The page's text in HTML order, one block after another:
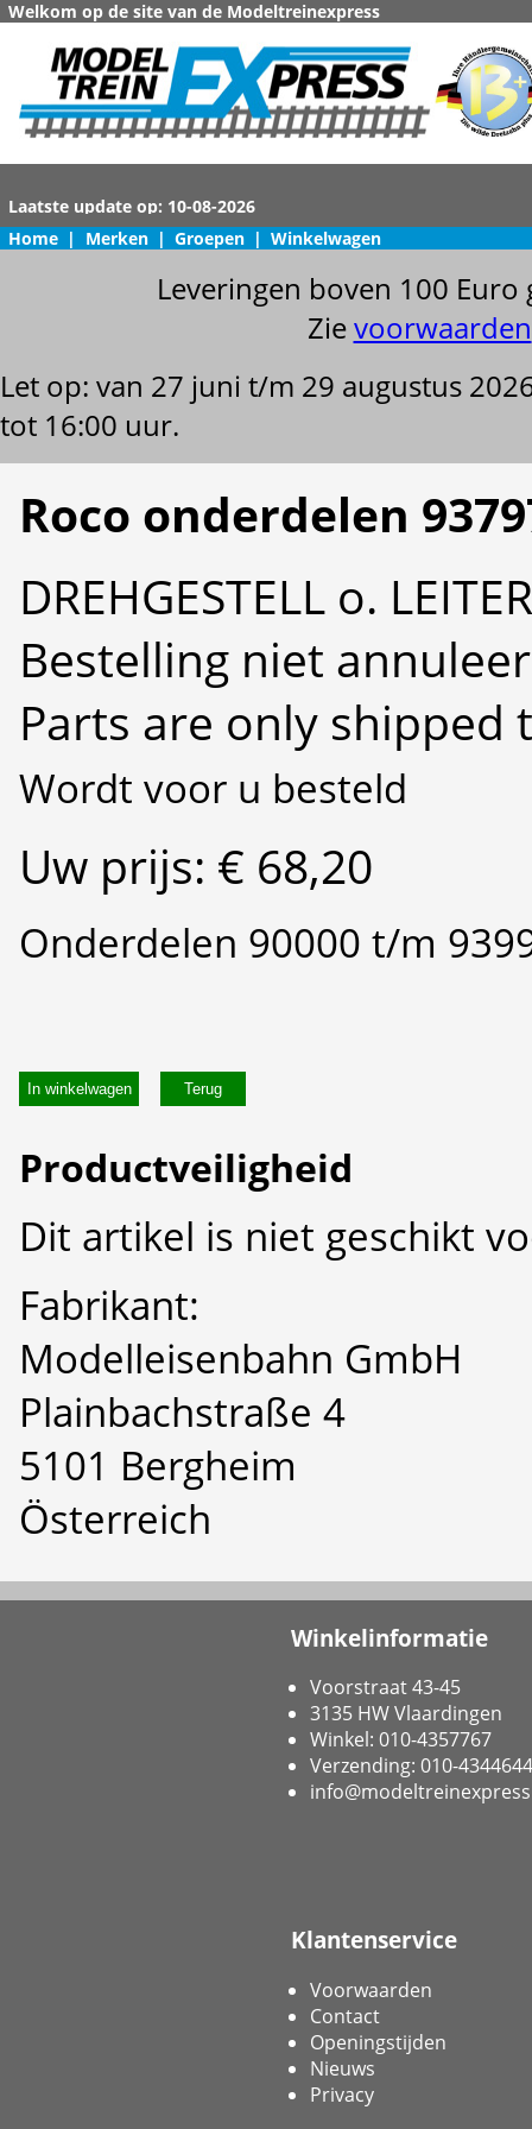
Welkom op de site van de Modeltreinexpress
Home | Merken | Groepen | Winkelwagen
Leveringen boven 100
Zievoorwaarden
Let op: van 27 juni t/m 29 augustus
tot 16:00 uur.
Roco onderdelen
DREHGESTELL o. LEITER
Bestelling niet
Parts are only shipped
Wordt voor u besteld
Uw prijs: € 68,20
Onderdelen 90000 t/m
In winkelwagen
Productveiligheid
Dit artikel is niet geschikt
Fabrikant:
Modelleisenbahn GmbH
Plainbachstraße 4
5101 Bergheim
Österreich
Winkelinformatie
Voorstraat 43-45
3135 HW Vlaardingen
Winkel: 010-4357767
Verzending: 010-4344644
Klantenservice
Voorwaarden
Contact
Openingstijden
Nieuws
Privacy